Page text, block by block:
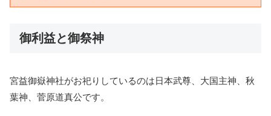
御利益と御祭神
宮益御嶽神社がお祀りしているのは日本武尊、大国主神、秋
葉神、菅原道真公です。